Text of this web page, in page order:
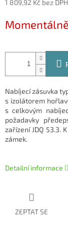
1 809,92 Kč bez DPH
cena:
Nabíjecí zásuvka
s izolátorem
s celkovým
požadavky
zařízení JDQ 53.3.
zámek.
Detailní informace
ZEPTAT SE